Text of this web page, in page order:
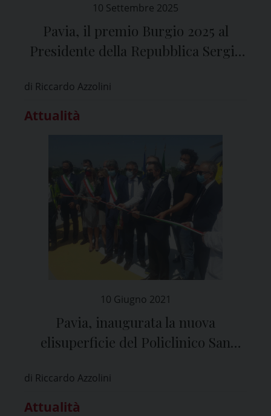
10 Settembre 2025
Pavia, il premio Burgio 2025 al
Presidente della Repubblica Sergio
di Riccardo Azzolini
Attualità
10 Giugno 2021
Pavia, inaugurata la nuova
elisuperficie del Policlinico San
di Riccardo Azzolini
Attualità